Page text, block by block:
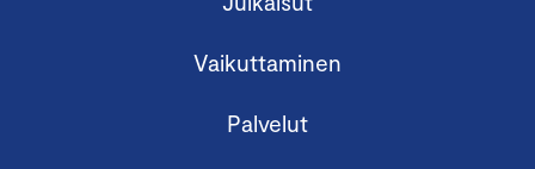
Vaikuttaminen
Palvelut